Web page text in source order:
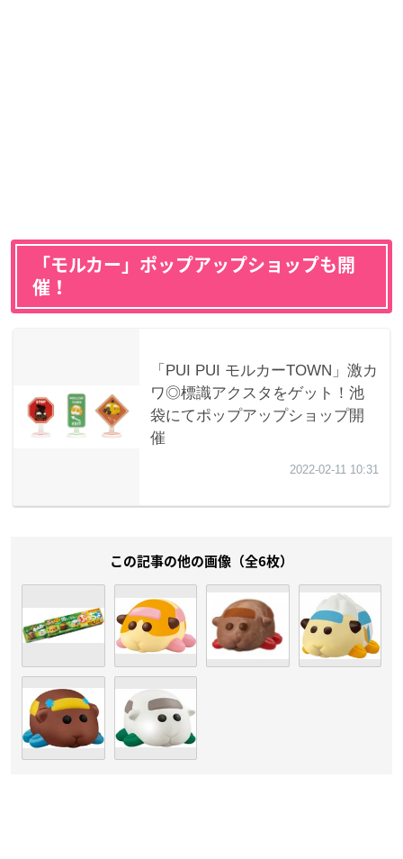
「モルカー」ポップアップショップも開
催！
この記事の他の画像（全6枚）